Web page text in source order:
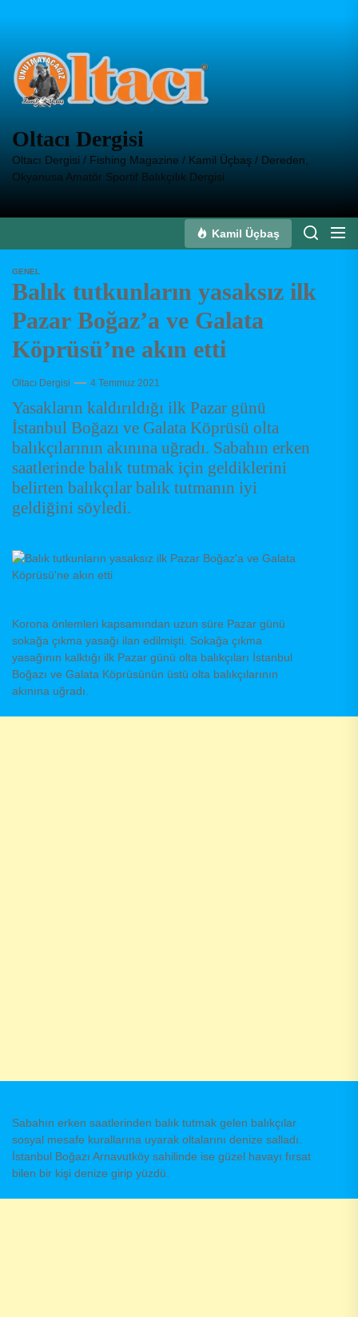
the
content
Oltacı Dergisi
Oltacı Dergisi / Fishing Magazine / Kamil Üçbaş / Dereden,
Okyanusa Amatör Sportif Balıkçılık Dergisi
Kamil Üçbaş
GENEL
Balık tutkunların yasaksız ilk
Pazar Boğaz’a ve Galata
Köprüsü’ne akın etti
Oltacı Dergisi 4 Temmuz 2021
Yasakların kaldırıldığı ilk Pazar günü
İstanbul Boğazı ve Galata Köprüsü olta
balıkçılarının akınına uğradı. Sabahın erken
saatlerinde balık tutmak için geldiklerini
belirten balıkçılar balık tutmanın iyi
geldiğini söyledi.
Korona önlemleri kapsamından uzun süre Pazar günü
sokağa çıkma yasağı ilan edilmişti. Sokağa çıkma
yasağının kalktığı ilk Pazar günü olta balıkçıları İstanbul
Boğazı ve Galata Köprüsünün üstü olta balıkçılarının
akınına uğradı.
Sabahın erken saatlerinden balık tutmak gelen balıkçılar
sosyal mesafe kurallarına uyarak oltalarını denize salladı.
İstanbul Boğazı Arnavutköy sahilinde ise güzel havayı fırsat
bilen bir kişi denize girip yüzdü.